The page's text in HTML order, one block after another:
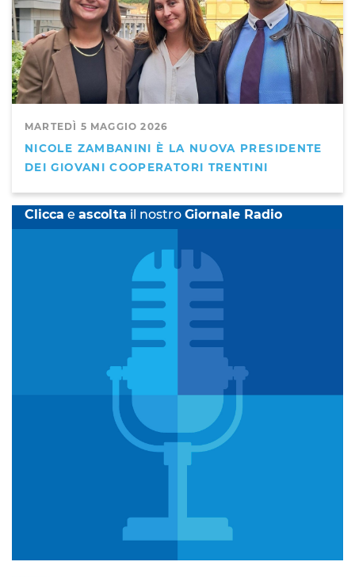
MARTEDÌ 5 MAGGIO 2026
NICOLE ZAMBANINI È LA NUOVA PRESIDENTE
DEI GIOVANI COOPERATORI TRENTINI
Clicca e ascolta il nostro Giornale Radio